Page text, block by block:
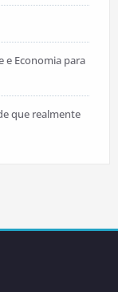
e Economia para
que realmente